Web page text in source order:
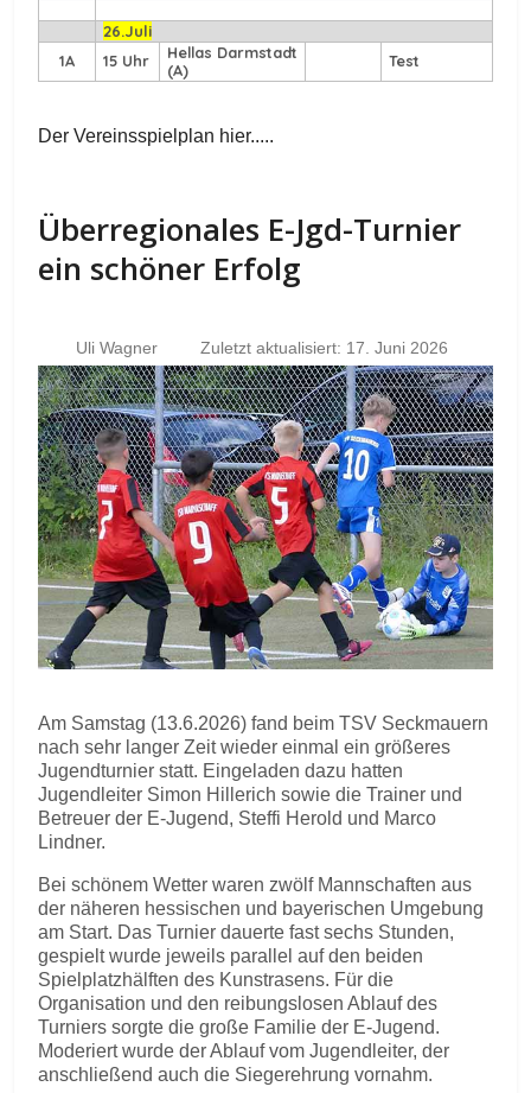
26.Juli
1A
15 Uhr
Hellas Darmstadt
(A)
Test
Der Vereinsspielplan hier.....
Überregionales E-Jgd-Turnier
ein schöner Erfolg
Uli Wagner Zuletzt aktualisiert: 17. Juni 2026
Am Samstag (13.6.2026) fand beim TSV Seckmauern
nach sehr langer Zeit wieder einmal ein größeres
Jugendturnier statt. Eingeladen dazu hatten
Jugendleiter Simon Hillerich sowie die Trainer und
Betreuer der E-Jugend, Steffi Herold und Marco
Lindner.
Bei schönem Wetter waren zwölf Mannschaften aus
der näheren hessischen und bayerischen Umgebung
am Start. Das Turnier dauerte fast sechs Stunden,
gespielt wurde jeweils parallel auf den beiden
Spielplatzhälften des Kunstrasens. Für die
Organisation und den reibungslosen Ablauf des
Turniers sorgte die große Familie der E-Jugend.
Moderiert wurde der Ablauf vom Jugendleiter, der
anschließend auch die Siegerehrung vornahm.